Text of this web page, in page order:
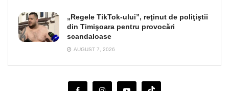
„Regele TikTok-ului”, reţinut de poliţiştii
din Timişoara pentru provocări
scandaloase
AUGUST 7, 2026